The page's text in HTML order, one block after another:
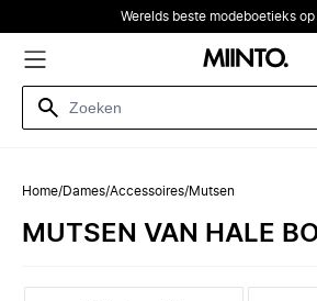
Werelds beste modeboetieks
Home/Dames/Accessoires/Mutsen
MUTSEN VAN HALE